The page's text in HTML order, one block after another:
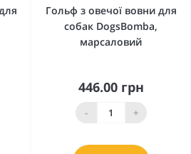
Гольф з овечої вовни для
собак DogsBomba,
марсаловий
446.00 грн
- +